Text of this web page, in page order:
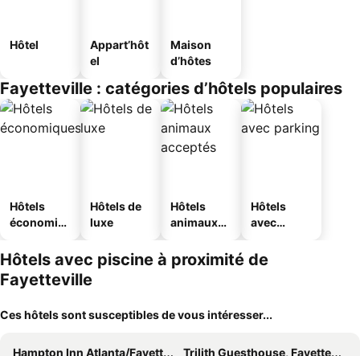
Hôtel
Appart’hôt
el
Maison
d’hôtes
Fayetteville : catégories d’hôtels populaires
Hôtels
économiq
Hôtels de
luxe
Hôtels
animaux
Hôtels
avec
Hôtels avec piscine à proximité de
Fayetteville
Ces hôtels sont susceptibles de vous intéresser...
Hampton Inn Atlanta/Fayetteville
Trilith Guesthouse, Fayetteville, GA, a Tribute Portfolio Hotel